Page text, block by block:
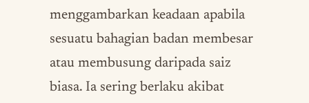
menggambarkan keadaan apabila
sesuatu bahagian badan membesar
atau membusung daripada saiz
biasa. Ia sering berlaku akibat